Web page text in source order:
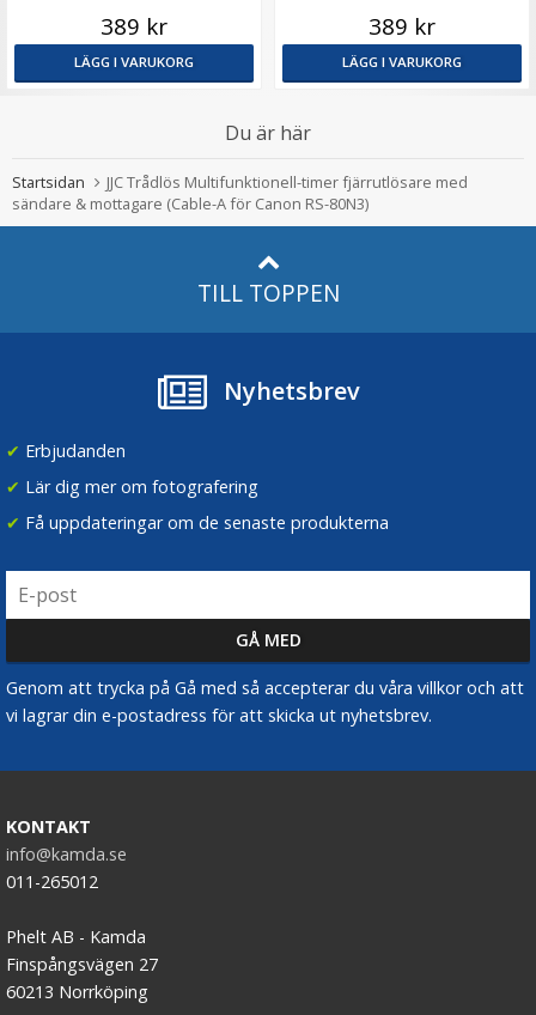
389 kr
LÄGG I VARUKORG
389 kr
LÄGG I VARUKORG
Du är här
Startsidan
JJC Trådlös Multifunktionell-timer fjärrutlösare med
sändare & mottagare (Cable-A för Canon RS-80N3)
TILL TOPPEN
Nyhetsbrev
✔ Erbjudanden
✔ Lär dig mer om fotografering
✔ Få uppdateringar om de senaste produkterna
Genom att trycka på Gå med så accepterar du våra villkor och att
vi lagrar din e-postadress för att skicka ut nyhetsbrev.
KONTAKT
info@kamda.se
011-265012
Phelt AB - Kamda
Finspångsvägen 27
60213 Norrköping